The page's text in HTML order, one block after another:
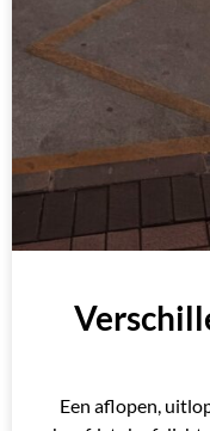
Een aflopen,